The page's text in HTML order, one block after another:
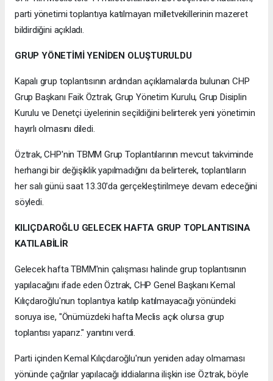
parti yönetimi toplantıya katılmayan milletvekillerinin mazeret
bildirdiğini açıkladı.
GRUP YÖNETİMİ YENİDEN OLUŞTURULDU
Kapalı grup toplantısının ardından açıklamalarda bulunan CHP
Grup Başkanı Faik Öztrak, Grup Yönetim Kurulu, Grup Disiplin
Kurulu ve Denetçi üyelerinin seçildiğini belirterek yeni yönetimin
hayırlı olmasını diledi.
Öztrak, CHP'nin TBMM Grup Toplantılarının mevcut takviminde
herhangi bir değişiklik yapılmadığını da belirterek, toplantıların
her salı günü saat 13.30'da gerçekleştirilmeye devam edeceğini
söyledi.
KILIÇDAROĞLU GELECEK HAFTA GRUP TOPLANTISINA
KATILABİLİR
Gelecek hafta TBMM'nin çalışması halinde grup toplantısının
yapılacağını ifade eden Öztrak, CHP Genel Başkanı Kemal
Kılıçdaroğlu'nun toplantıya katılıp katılmayacağı yönündeki
soruya ise, "Önümüzdeki hafta Meclis açık olursa grup
toplantısı yaparız." yanıtını verdi.
Parti içinden Kemal Kılıçdaroğlu'nun yeniden aday olmaması
yönünde çağrılar yapılacağı iddialarına ilişkin ise Öztrak, böyle